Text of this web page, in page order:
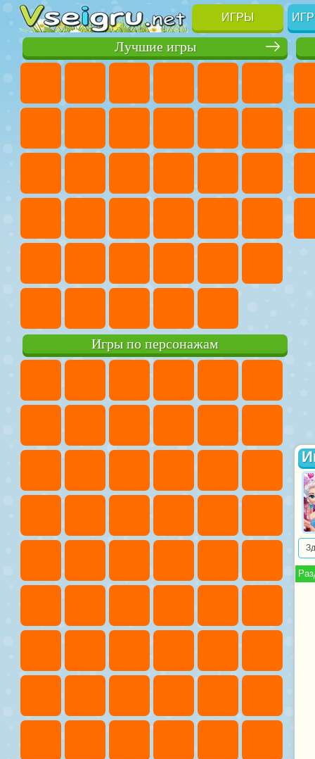
ИГРЫ
Лучшие игры
Игры по персонажам